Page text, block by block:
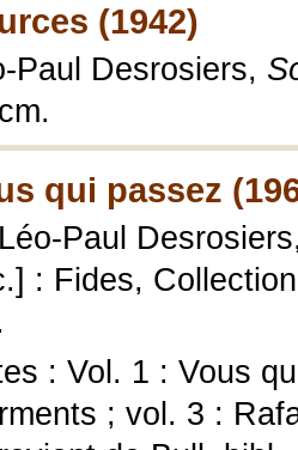
(1942)
Paul Desrosiers,
qui passez
Paul
: Fides,
: Vol. 1 : Vous
; vol. 3 :